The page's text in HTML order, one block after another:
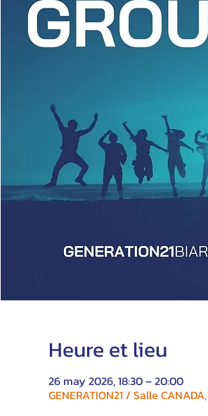
Heure et lieu
26 may 2026, 18:30 – 20:00
GENERATION21 / Salle